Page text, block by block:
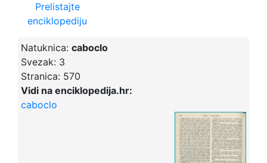
Prelistajte
enciklopediju
Natuknica: caboclo
Svezak: 3
Stranica: 570
Vidi na enciklopedija.hr:
caboclo